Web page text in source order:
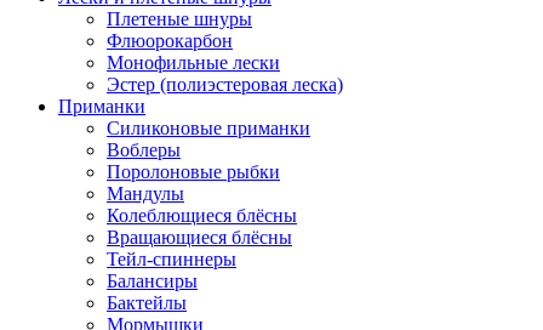
Плетеные шнуры
Флюорокарбон
Монофильные лески
Эстер (полиэстеровая леска)
Приманки
Силиконовые приманки
Воблеры
Поролоновые рыбки
Мандулы
Колеблющиеся блёсны
Вращающиеся блёсны
Тейл-спиннеры
Балансиры
Бактейлы
Мормышки